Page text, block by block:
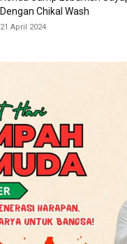
Dengan Chikal Wash
21 April 2024